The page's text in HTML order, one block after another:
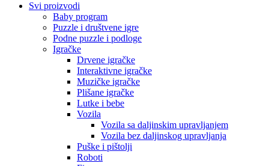
Svi proizvodi
Baby program
Puzzle i društvene igre
Podne puzzle i podloge
Igračke
Drvene igračke
Interaktivne igračke
Muzičke igračke
Plišane igračke
Lutke i bebe
Vozila
Vozila sa daljinskim upravljanjem
Vozila bez daljinskog upravljanja
Puške i pištolji
Roboti